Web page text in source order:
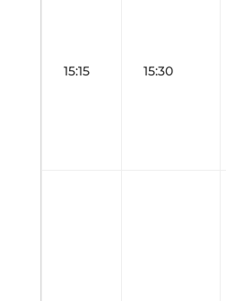
15:15 15:30